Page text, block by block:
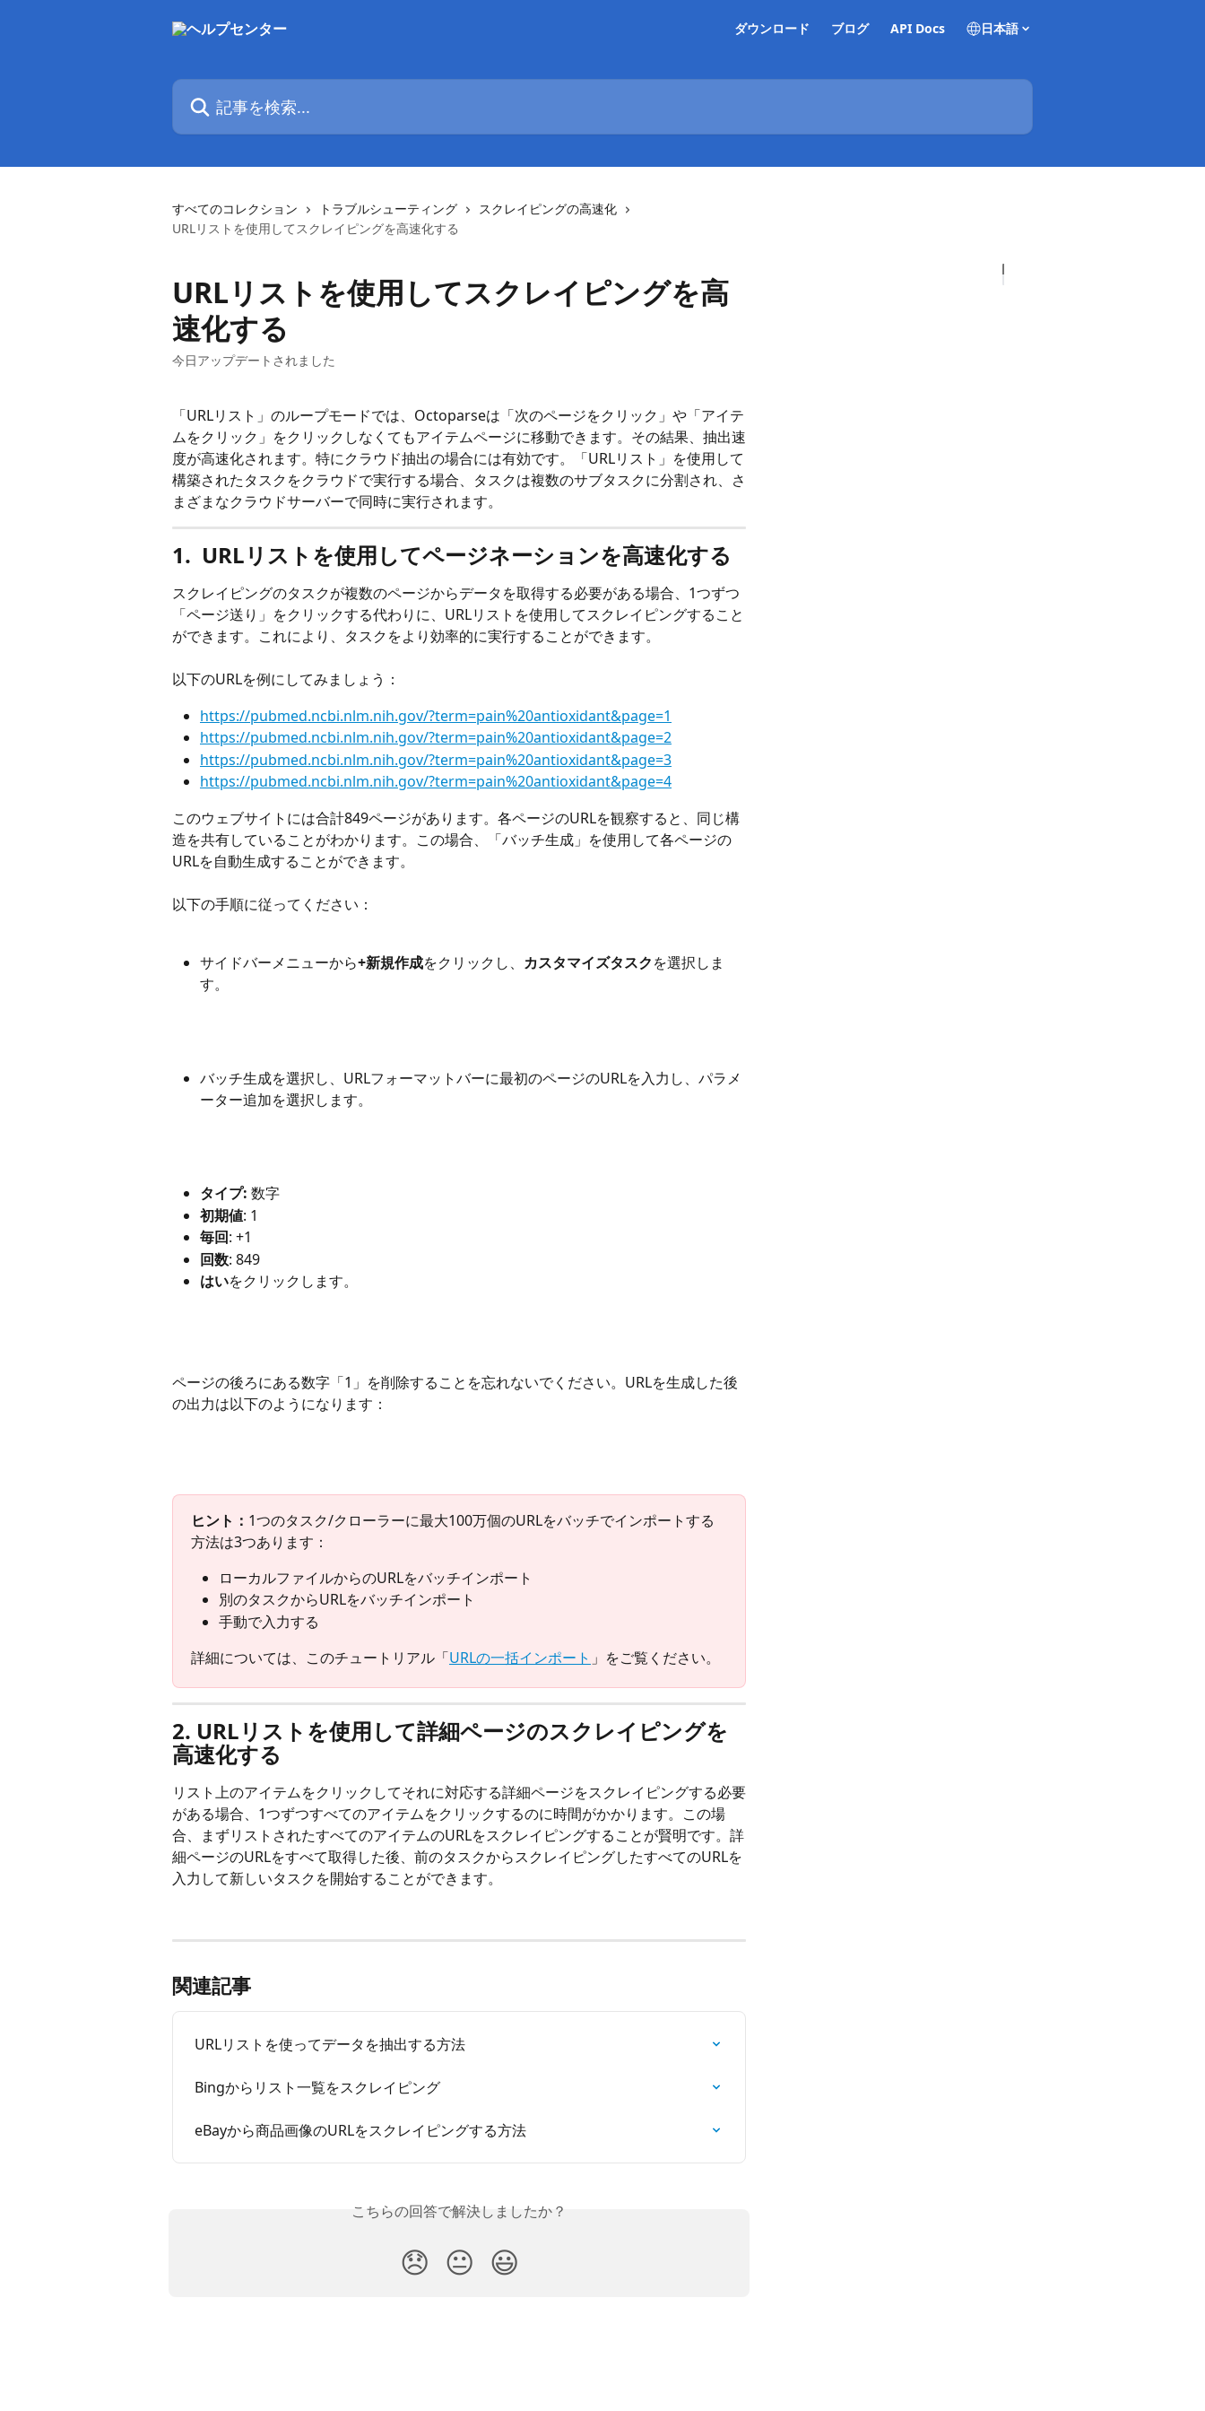
ダウンロード ブログ API Docs 日本語
記事を検索...
すべてのコレクション トラブルシューティング
スクレイピングの高速化
URLリストを使用してスクレイピングを高速化する
URLリストを使用してスクレイピングを高
速化する
今日アップデートされました
「URLリスト」のループモードでは、Octoparseは「次のページをクリック」や「アイテ
ムをクリック」をクリックしなくてもアイテムページに移動できます。その結果、抽出速
度が高速化されます。特にクラウド抽出の場合には有効です。「URLリスト」を使用して
構築されたタスクをクラウドで実行する場合、タスクは複数のサブタスクに分割され、さ
まざまなクラウドサーバーで同時に実行されます。
1.  URLリストを使用してページネーションを高速化する
スクレイピングのタスクが複数のページからデータを取得する必要がある場合、1つずつ
「ページ送り」をクリックする代わりに、URLリストを使用してスクレイピングすること
ができます。これにより、タスクをより効率的に実行することができます。
以下のURLを例にしてみましょう：
https://pubmed.ncbi.nlm.nih.gov/?term=pain%20antioxidant&page=1
https://pubmed.ncbi.nlm.nih.gov/?term=pain%20antioxidant&page=2
https://pubmed.ncbi.nlm.nih.gov/?term=pain%20antioxidant&page=3
https://pubmed.ncbi.nlm.nih.gov/?term=pain%20antioxidant&page=4
このウェブサイトには合計849ページがあります。各ページのURLを観察すると、同じ構
造を共有していることがわかります。この場合、「バッチ生成」を使用して各ページの
URLを自動生成することができます。
以下の手順に従ってください：
サイドバーメニューから+新規作成をクリックし、 カスタマイズタスクを選択しま
す。
バッチ生成を選択し、URLフォーマットバーに最初のページのURLを入力し、パラメ
ーター追加を選択します。
タイプ: 数字
初期値: 1
毎回: +1
回数: 849
はいをクリックします。
ページの後ろにある数字「1」を削除することを忘れないでください。URLを生成した後
の出力は以下のようになります：
ヒント： 1つのタスク/クローラーに最大100万個のURLをバッチでインポートする
方法は3つあります：
ローカルファイルからのURLをバッチインポート
別のタスクからURLをバッチインポート
手動で入力する
詳細については、このチュートリアル「URLの一括インポート 」をご覧ください。
2. URLリストを使用して詳細ページのスクレイピングを
高速化する
リスト上のアイテムをクリックしてそれに対応する詳細ページをスクレイピングする必要
がある場合、1つずつすべてのアイテムをクリックするのに時間がかかります。この場
合、まずリストされたすべてのアイテムのURLをスクレイピングすることが賢明です。詳
細ページのURLをすべて取得した後、前のタスクからスクレイピングしたすべてのURLを
入力して新しいタスクを開始することができます。
関連記事
URLリストを使ってデータを抽出する方法
Bingからリスト一覧をスクレイピング
eBayから商品画像のURLをスクレイピングする方法
こちらの回答で解決しましたか？
😞 😐 😃